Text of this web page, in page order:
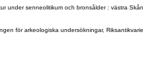
under senneolitikum och bronsålder : västra
för arkeologiska undersökningar,